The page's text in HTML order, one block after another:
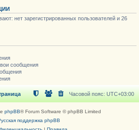
нет зарегистрированных пользователей и 26
сообщения
Часовой пояс: UTC+03:00
phpBB® Forum Software © phpBB Limited
поддержка phpBB